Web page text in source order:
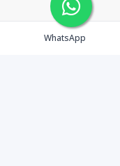
WhatsApp